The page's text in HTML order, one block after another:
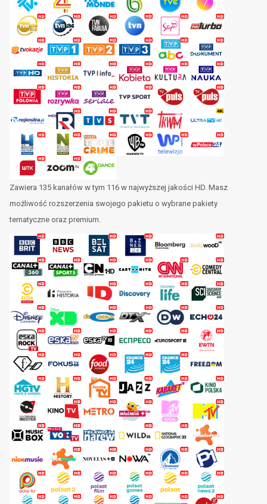
Zawiera 135 kanałów w tym 116 w najwyższej jakości HD. Masz
możliwość rozszerzenia swojego pakietu o wybrane pakiety
tematyczne oraz premium.